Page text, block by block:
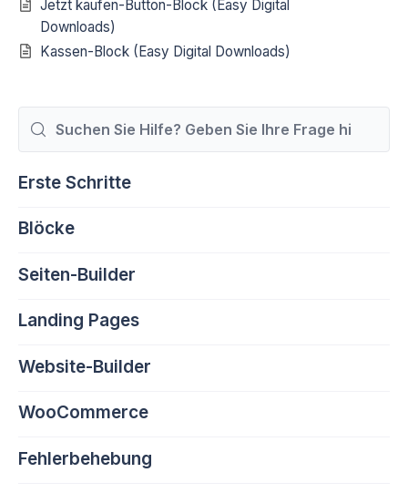
Jetzt kaufen-Button-Block (Easy Digital
Downloads)
Kassen-Block (Easy Digital Downloads)
nach
Erste Schritte
Blöcke
Seiten-Builder
Landing Pages
Website-Builder
WooCommerce
Fehlerbehebung